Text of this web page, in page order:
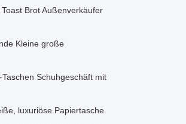
Brot Außenverkäufer
Kleine große
Schuhgeschäft mit
luxuriöse Papiertasche.